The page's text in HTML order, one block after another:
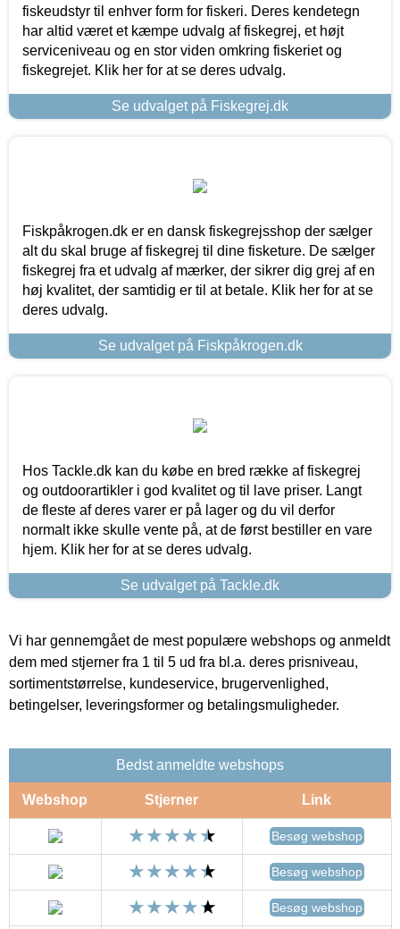
fiskeudstyr til enhver form for fiskeri. Deres kendetegn
har altid været et kæmpe udvalg af fiskegrej, et højt
serviceniveau og en stor viden omkring fiskeriet og
fiskegrejet. Klik her for at se deres udvalg.
Se udvalget på Fiskegrej.dk
Fiskpåkrogen.dk er en dansk fiskegrejsshop der sælger
alt du skal bruge af fiskegrej til dine fisketure. De sælger
fiskegrej fra et udvalg af mærker, der sikrer dig grej af en
høj kvalitet, der samtidig er til at betale. Klik her for at se
deres udvalg.
Se udvalget på Fiskpåkrogen.dk
Hos Tackle.dk kan du købe en bred række af fiskegrej
og outdoorartikler i god kvalitet og til lave priser. Langt
de fleste af deres varer er på lager og du vil derfor
normalt ikke skulle vente på, at de først bestiller en vare
hjem. Klik her for at se deres udvalg.
Se udvalget på Tackle.dk
Vi har gennemgået de mest populære webshops og anmeldt
dem med stjerner fra 1 til 5 ud fra bl.a. deres prisniveau,
sortimentstørrelse, kundeservice, brugervenlighed,
betingelser, leveringsformer og betalingsmuligheder.
Bedst anmeldte webshops
Webshop Stjerner Link
Besøg webshop
Besøg webshop
Besøg webshop